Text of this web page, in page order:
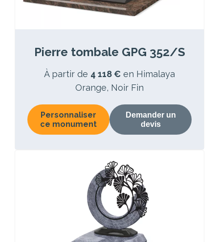
Pierre tombale GPG 352/S
À partir de 4 118 € en Himalaya
Orange, Noir Fin
Personnaliser
ce monument
Demander un
devis